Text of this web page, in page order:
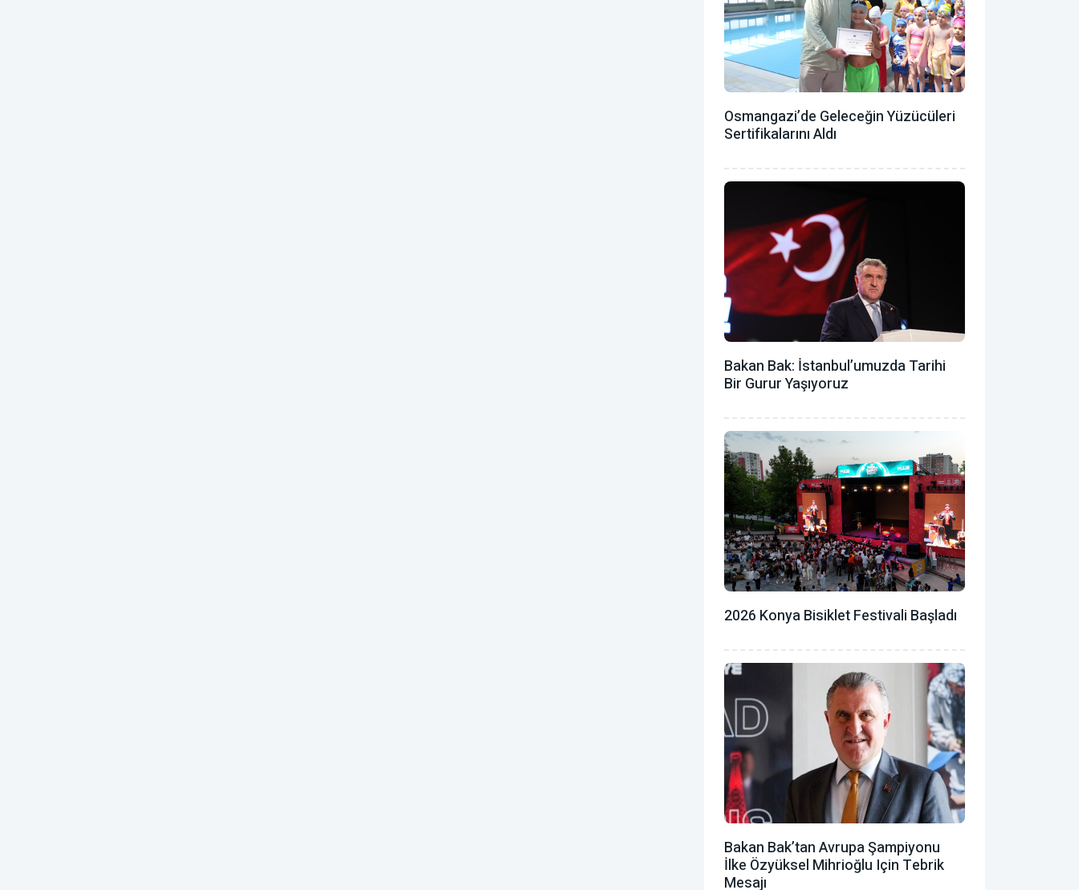
Osmangazi’de Geleceğin Yüzücüleri
Sertifikalarını Aldı
Bakan Bak: İstanbul’umuzda Tarihi
Bir Gurur Yaşıyoruz
2026 Konya Bisiklet Festivali Başladı
Bakan Bak’tan Avrupa Şampiyonu
İlke Özyüksel Mihrioğlu Için Tebrik
Mesajı